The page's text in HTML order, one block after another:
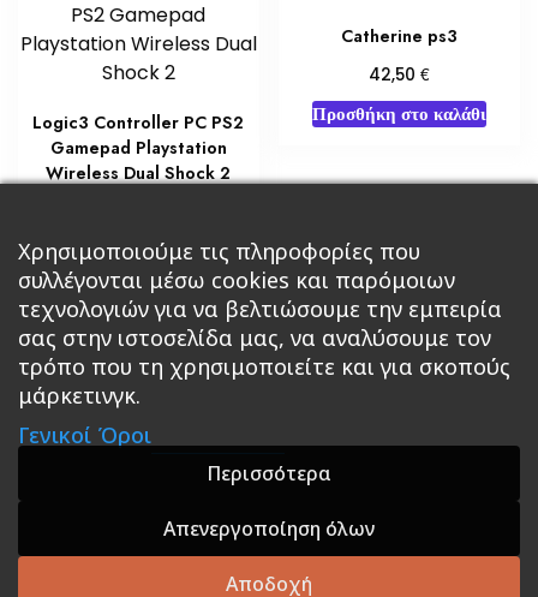
Logic3 Controller PC PS2
Gamepad Playstation
Wireless Dual Shock 2
Διαβάστε περισσότερα
Catherine ps3
42,50€
Προσθήκη στο καλάθι
Κεντρική Βιβλία
Roleplaying Games Ψυχαγωγία Εκδόσεις Βάρδος
Σε Προσφορά
A theme by GradientThemes - A theme by Gradient
Themes
Χρησιμοποιούμε τις πληροφορίες που
συλλέγονται μέσω cookies και παρόμοιων
τεχνολογιών για να βελτιώσουμε την εμπειρία
σας στην ιστοσελίδα μας, να αναλύσουμε τον
τρόπο που τη χρησιμοποιείτε και για σκοπούς
μάρκετινγκ.
Γενικοί Όροι
Περισσότερα
Απενεργοποίηση όλων
Αποδοχή